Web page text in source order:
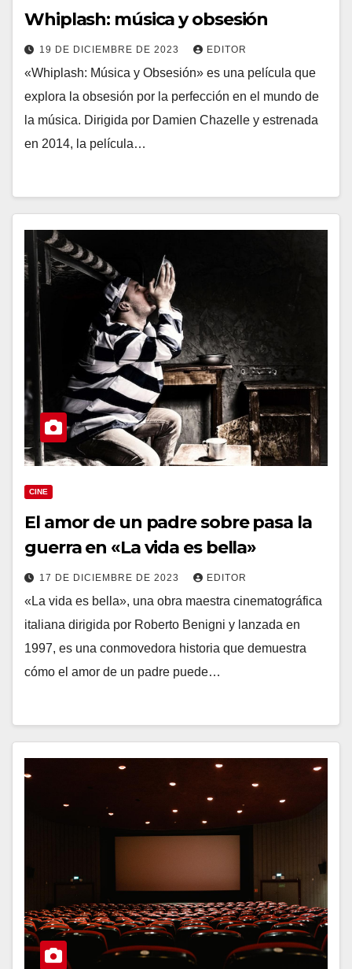
Whiplash: música y obsesión
19 DE DICIEMBRE DE 2023 EDITOR
«Whiplash: Música y Obsesión» es una película que
explora la obsesión por la perfección en el mundo de
la música. Dirigida por Damien Chazelle y estrenada
en 2014, la película…
CINE
El amor de un padre sobre pasa la
guerra en «La vida es bella»
17 DE DICIEMBRE DE 2023 EDITOR
«La vida es bella», una obra maestra cinematográfica
italiana dirigida por Roberto Benigni y lanzada en
1997, es una conmovedora historia que demuestra
cómo el amor de un padre puede…